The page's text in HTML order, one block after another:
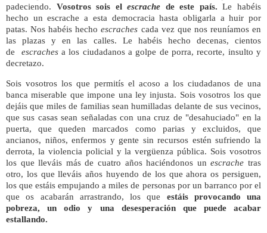
padeciendo. Vosotros sois el escrache de este país. Le habéis
hecho un escrache a esta democracia hasta obligarla a huir por
patas. Nos habéis hecho escraches cada vez que nos reuníamos en
las plazas y en las calles. Le habéis hecho decenas, cientos
de
escrachesa los ciudadanos a golpe de porra, recorte, insulto y
decretazo.
Sois vosotros los que permitís el acoso a los ciudadanos de una
banca miserable que impone una ley injusta. Sois vosotros los que
dejáis que miles de familias sean humilladas delante de sus vecinos,
que sus casas sean señaladas con una cruz de "desahuciado" en la
puerta, que queden marcados como parias y excluidos, que
ancianos, niños, enfermos y gente sin recursos estén sufriendo la
derrota, la violencia policial y la vergüenza pública. Sois vosotros
los que lleváis más de cuatro años haciéndonos un escrache tras
otro, los que lleváis años huyendo de los que ahora os persiguen,
los que estáis empujando a miles de personas por un barranco por el
que os acabarán arrastrando, los que
estáis provocando una
pobreza, un odio y una desesperación que puede acabar
estallando.